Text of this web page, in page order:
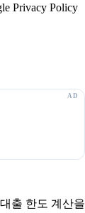
Privacy Policy
출 한도 계산을